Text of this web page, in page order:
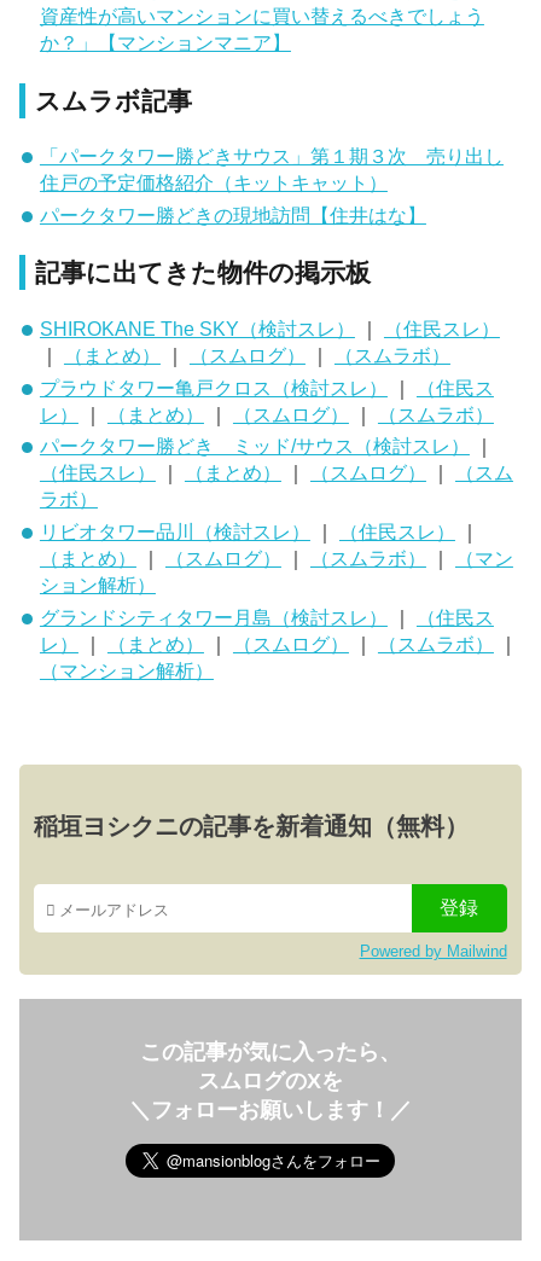
資産性が高いマンションに買い替えるべきでしょう
か？」【マンションマニア】
スムラボ記事
「パークタワー勝どきサウス」第１期３次 売り出し
住戸の予定価格紹介（キットキャット）
パークタワー勝どきの現地訪問【住井はな】
記事に出てきた物件の掲示板
SHIROKANE The SKY（検討スレ） ｜
（住民スレ）
｜
（まとめ） ｜ （スムログ） ｜
（スムラボ）
プラウドタワー亀戸クロス（検討スレ）
｜
（住民ス
レ）
｜ （まとめ） ｜ （スムログ） ｜
（スムラボ）
パークタワー勝どき ミッド/サウス（検討スレ）
（住民スレ）
（まとめ） （スムログ）
（スム
ラボ）
リビオタワー品川（検討スレ）
｜ （住民スレ）
｜
（まとめ）
｜ （スムログ） ｜ （スムラボ） ｜
（マン
ション解析）
グランドシティタワー月島（検討スレ）
｜
（住民ス
レ）
｜ （まとめ） ｜ （スムログ） ｜ （スムラボ）
｜
（マンション解析）
稲垣ヨシクニの記事を新着通知（無料）
Powered by Mailwind
この記事が気に入ったら、
スムログのXを
＼フォローお願いします！／